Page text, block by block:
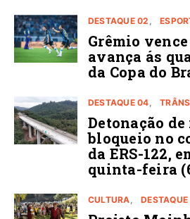
DESTAQUE 02
Grêmio
avança ás
da Copa do
DESTAQUE 04
Detonação
bloqueio no
da ERS-122,
quinta-feira
CULTURA